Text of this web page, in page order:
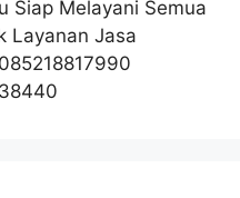
Siap Melayani Semua
Layanan Jasa